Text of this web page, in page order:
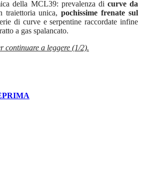
della MCL39: prevalenza di curve da
traiettoria unica,pochissime frenate sul
di curve e serpentine raccordate infine
a gas spalancato.
continuare a leggere (1/2).